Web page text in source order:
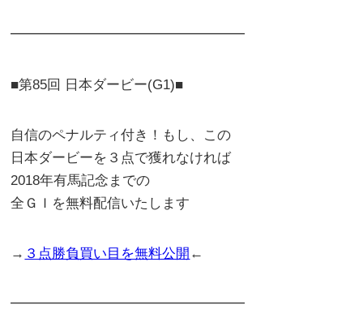
━━━━━━━━━━━━━━━━━
■第85回 日本ダービー(G1)■
自信のペナルティ付き！もし、この
日本ダービーを３点で獲れなければ
2018年有馬記念までの
全ＧＩを無料配信いたします
→ ３点勝負買い目を無料公開 ←
━━━━━━━━━━━━━━━━━